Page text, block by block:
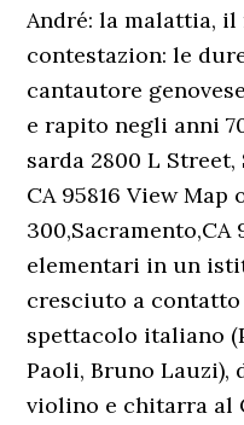
André: la malattia,
contestazion: le
cantautore
e rapito negli anni
sarda 2800 L
CA 95816 View Map
300,Sacramento,CA
elementari in un
cresciuto a
spettacolo italiano
Paoli, Bruno Lauzi),
violino e chitarra al